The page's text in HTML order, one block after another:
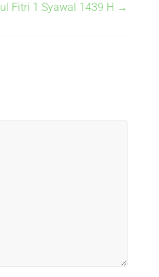
Fitri 1 Syawal 1439 H →